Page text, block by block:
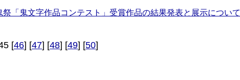
祭「鬼文字作品コンテスト」受賞作品の結果発表と展示について
[46] [47] [48] [49] [50]